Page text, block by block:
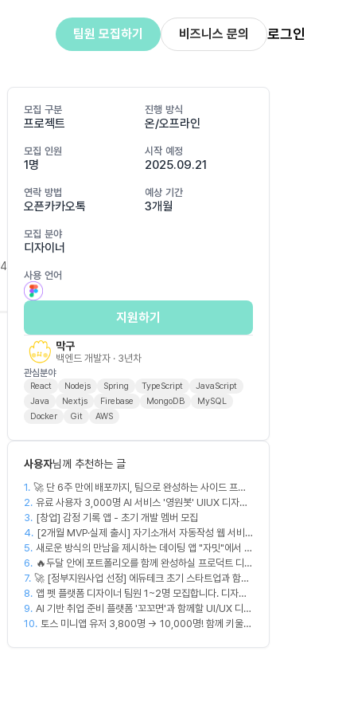
팀원 모집하기 비즈니스 문의 로그인
4
모집 구분
프로젝트
진행 방식
온/오프라인
모집 인원
1명
시작 예정
2025.09.21
연락 방법
오픈카카오톡
예상 기간
3개월
모집 분야
디자이너
사용 언어
지원하기
막구
백엔드 개발자 · 3년차
관심분야
React Nodejs Spring TypeScript
JavaScript
Java
Nextjs Firebase MongoDB
MySQL
Docker
Git AWS
사용자님께 추천하는 글
1. 🚀 단 6주 만에 배포까지, 팀으로 완성하는 사이드 프로
젝트 [스위프 웹 15기] 🚀
2. 유료 사용자 3,000명 AI 서비스 '영원봇' UIUX 디자인
팀원 모집
3. [창업] 감정 기록 앱 - 초기 개발 멤버 모집
4. [2개월 MVP·실제 출시] 자기소개서 자동작성 웹 서비
스 디자이너·프론트엔드·백엔드·AI 엔지니어 모집
5. 새로운 방식의 만남을 제시하는 데이팅 앱 "자밋"에서 개
발자를 모십니다.
6. 🔥두달 안에 포트폴리오를 함께 완성하실 프로덕트 디자
이너를 찾습니다!🔥
7. 🚀 [정부지원사업 선정] 에듀테크 초기 스타트업과 함께
할 디자이너/기획자/마케터 크루 모집합니다!
8. 앱 펫 플랫폼 디자이너 팀원 1~2명 모집합니다. 디자인
범위는 한분씩 아바타 디자인,앱 디자인 맡습니다 혼자
서 둘다 하셔도 합니다!
9. AI 기반 취업 준비 플랫폼 '꼬꼬면'과 함께할 UI/UX 디자
이너를 모십니다!
10. 토스 미니앱 유저 3,800명 → 10,000명! 함께 키울